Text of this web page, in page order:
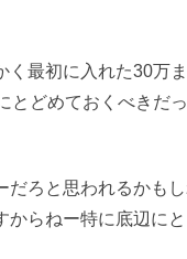
く最初に入れた30万
とどめておくべきだ
だろと思われるかも
らねー特に底辺にと